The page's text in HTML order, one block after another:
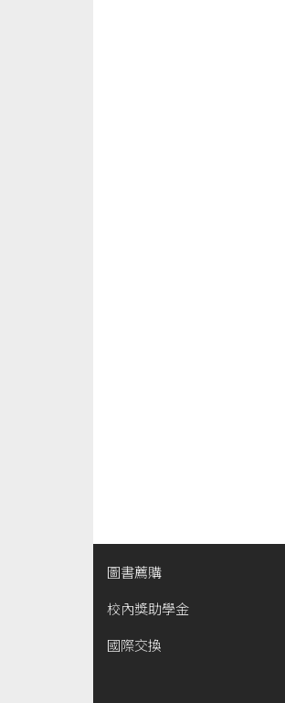
圖書薦購
校內獎助學金
國際交換